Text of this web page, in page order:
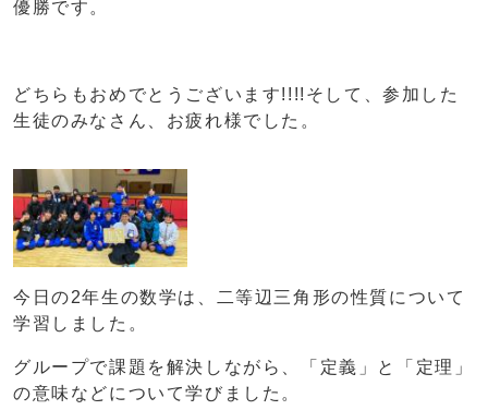
優勝です。
どちらもおめでとうございます!!!!そして、参加した
生徒のみなさん、お疲れ様でした。
今日の2年生の数学は、二等辺三角形の性質について
学習しました。
グループで課題を解決しながら、「定義」と「定理」
の意味などについて学びました。